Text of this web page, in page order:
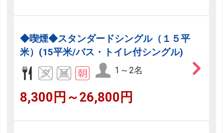
◆喫煙◆スタンダードシングル（１５平
米）(15平米/バス・トイレ付シングル)
1～2名
8,300円～26,800円